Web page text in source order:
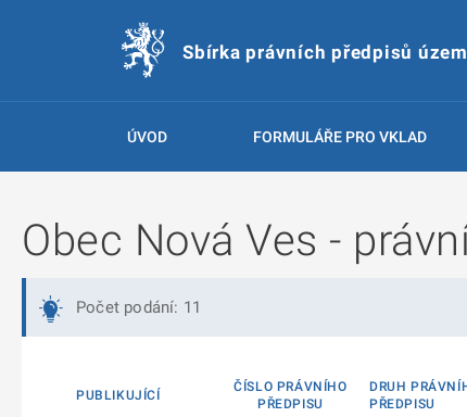
Sbírka právních předpisů
ÚVOD FORMULÁŘE PRO VKLAD
Obec Nová Ves -
Počet podání: 11
PUBLIKUJÍCÍ
ČÍSLO PRÁVNÍHO
PŘEDPISU
DRUH
PŘEDPISU